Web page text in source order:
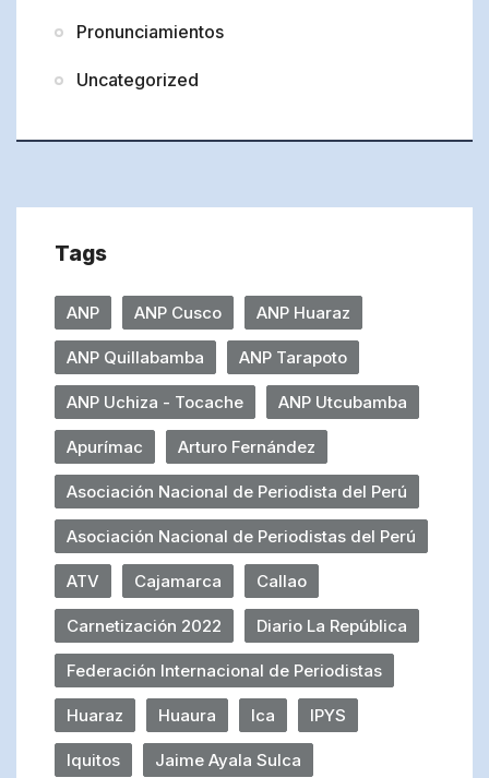
Pronunciamientos
Uncategorized
Tags
ANP ANP Cusco ANP Huaraz
ANP Quillabamba ANP Tarapoto
ANP Uchiza - Tocache ANP Utcubamba
Apurímac Arturo Fernández
Asociación Nacional de Periodista del Perú
Asociación Nacional de Periodistas del Perú
ATV Cajamarca Callao
Carnetización 2022 Diario La República
Federación Internacional de Periodistas
Huaraz Huaura Ica IPYS
Iquitos Jaime Ayala Sulca